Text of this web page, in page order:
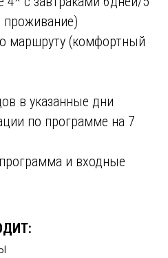
проживание)
маршруту (комфортный
в указанные дни
по программе на 7
и входные